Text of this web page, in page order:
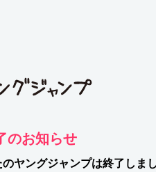
のお知らせ
のヤングジャンプは終了しま